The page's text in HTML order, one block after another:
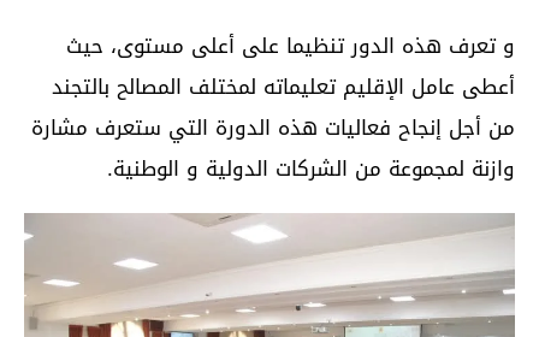
و تعرف هذه الدور تنظيما على أعلى مستوى، حيث
أعطى عامل الإقليم تعليماته لمختلف المصالح بالتجند
من أجل إنجاح فعاليات هذه الدورة التي ستعرف مشارة
وازنة لمجموعة من الشركات الدولية و الوطنية.